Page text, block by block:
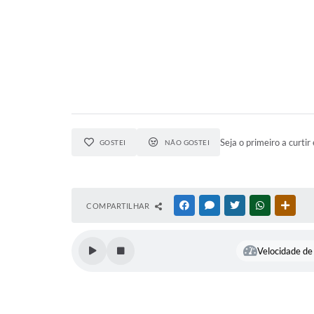
GOSTEI NÃO GOSTEI Seja o primeiro a curtir
COMPARTILHAR FACEBOOKMESSENGER
TWITTERWHATSAPP
Velocidade